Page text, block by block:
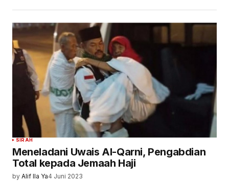
SIRAH
Meneladani Uwais Al-Qarni, Pengabdian
Total kepada Jemaah Haji
by Alif Ila Ya4 Juni 2023